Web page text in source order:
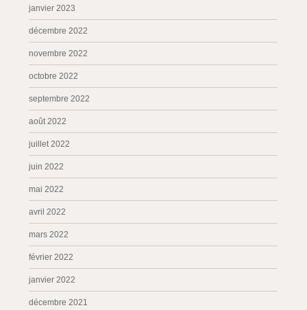
janvier 2023
décembre 2022
novembre 2022
octobre 2022
septembre 2022
août 2022
juillet 2022
juin 2022
mai 2022
avril 2022
mars 2022
février 2022
janvier 2022
décembre 2021